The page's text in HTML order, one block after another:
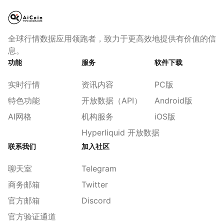
全球行情数据应用领跑者，致力于更高效地提供有价值的信
息。
功能
实时行情
特色功能
AI网格
服务
资讯内容
开放数据（API）
机构服务
Hyperliquid 开放数据
软件下载
PC版
Android版
iOS版
联系我们
聊天室
商务邮箱
官方邮箱
官方验证通道
加入社区
Telegram
Twitter
Discord